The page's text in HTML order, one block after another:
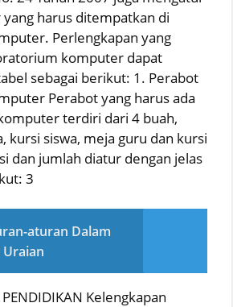
harus ditempatkan di
Perlengkapan yang
komputer dapat
sebagai berikut: 1. Perabot
Perabot yang harus ada
terdiri dari 4 buah,
kursi siswa, meja guru dan kursi
dan jumlah diatur dengan jelas
3
aturan Dalam
Uraian
Kelengkapan